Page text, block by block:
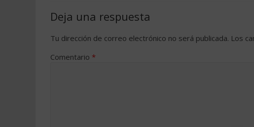
Deja una respuesta
Tu dirección de correo electrónico no será publicada. Los
Comentario *